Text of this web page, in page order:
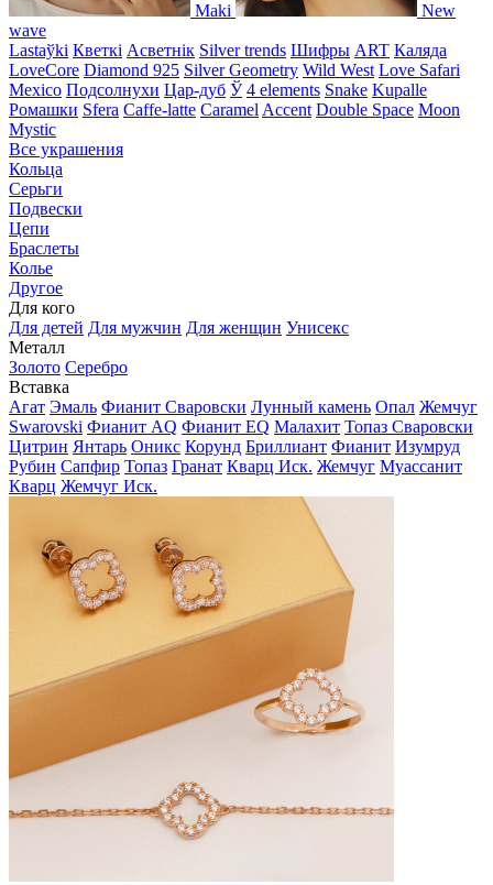
Maki
New
wave
Lastaўki Кветкі Асветнiк Silver trends Шифры ART Каляда
LoveCore Diamond 925 Silver Geometry Wild West Love Safari
Mexico Подсолнухи Цар-дуб Ў 4 elements Snake Kupalle
Ромашки Sfera Caffe-latte Caramel Accent Double Space Moon
Mystic
Все украшения
Кольца
Серьги
Подвески
Цепи
Браслеты
Колье
Другое
Для кого
Для детей Для мужчин Для женщин Унисекс
Металл
Золото Серебро
Вставка
Агат Эмаль Фианит Сваровски Лунный камень Опал Жемчуг
Swarovski Фианит AQ Фианит EQ Малахит Топаз Сваровски
Цитрин Янтарь Оникс Корунд Бриллиант Фианит Изумруд
Рубин Сапфир Топаз Гранат Кварц Иск. Жемчуг Муассанит
Кварц Жемчуг Иск.